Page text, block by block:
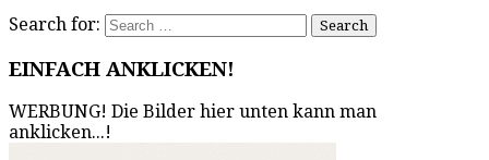
Search for:
EINFACH ANKLICKEN!
WERBUNG! Die Bilder hier unten kann man
anklicken...!